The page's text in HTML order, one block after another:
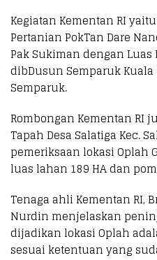
Kegiatan Kementan RI
Pertanian PokTan Dare
Pak Sukiman dengan Luas
dibDusun Semparuk Kuala
Semparuk.
Rombongan Kementan RI
Tapah Desa Salatiga Kec.
pemeriksaan lokasi Oplah
luas lahan 189 HA dan
Tenaga ahli Kementan RI,
Nurdin menjelaskan
dijadikan lokasi Oplah
sesuai ketentuan yang